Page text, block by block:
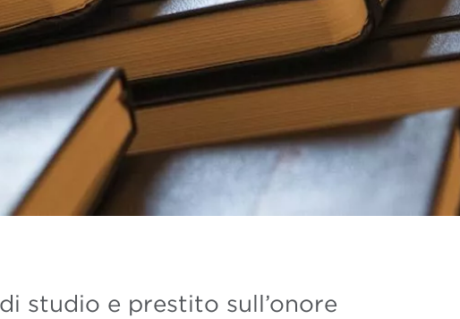
studio e prestito sull’onore